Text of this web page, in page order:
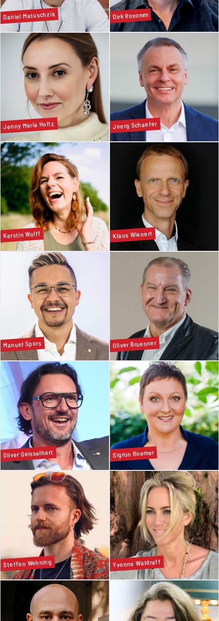
Daniel Matuschzik Dirk Rosomm
Jenny Maria Holtz Joerg Schaefer
Kerstin Wolff Klaus Wienert
Manuel Spors Oliver Bruenner
Oliver Geisselhart Sigrun Roemer
Steffen Wehning Yvonne Waldraff